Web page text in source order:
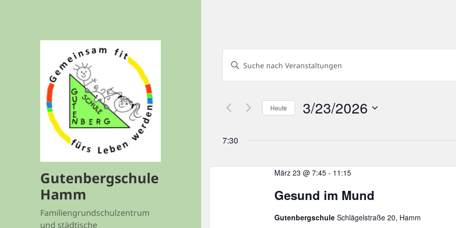
Gutenbergschule
Hamm
Familiengrundschulzentrum
und städtische
Such-
Ansichtennavigation
Geben
Sie
Schlüsselwort.
nach
Schlüsselwort.
Heute 3/23/2026
wählen.
7:30
März 23 @ 7:45- 11:15
Gesund im Mund
Gutenbergschule Schlägelstraße 20, Hamm